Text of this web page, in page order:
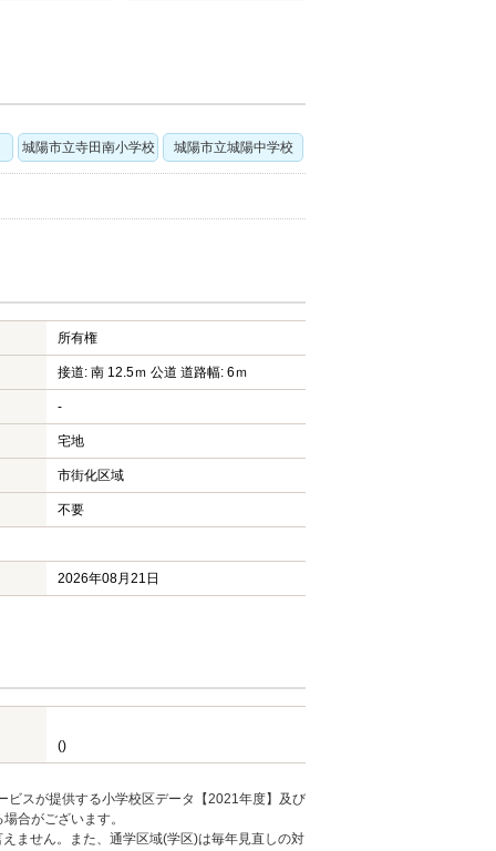
城陽市立寺田南小学校 城陽市立城陽中学校
所有権
接道: 南 12.5ｍ 公道 道路幅: 6ｍ
-
宅地
市街化区域
不要
2026年08月21日
()
ビスが提供する小学校区データ【2021年度】及び
合がございます。
ません。また、通学区域(学区)は毎年見直しの対